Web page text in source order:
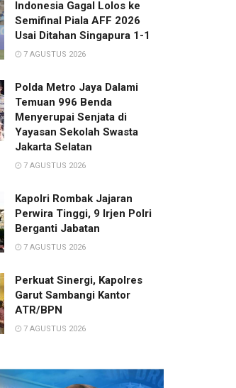
Indonesia Gagal Lolos ke
Semifinal Piala AFF 2026
Usai Ditahan Singapura 1-1
7 AGUSTUS 2026
Polda Metro Jaya Dalami
Temuan 996 Benda
Menyerupai Senjata di
Yayasan Sekolah Swasta
Jakarta Selatan
7 AGUSTUS 2026
Kapolri Rombak Jajaran
Perwira Tinggi, 9 Irjen Polri
Berganti Jabatan
7 AGUSTUS 2026
Perkuat Sinergi, Kapolres
Garut Sambangi Kantor
ATR/BPN
7 AGUSTUS 2026